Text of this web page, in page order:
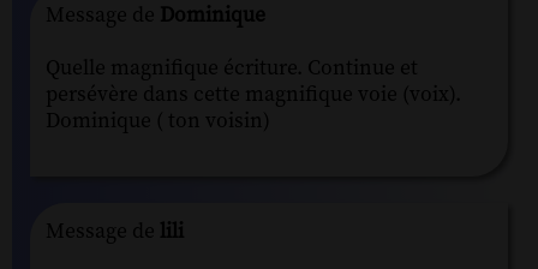
Message de Dominique
Quelle magnifique écriture. Continue et
persévère dans cette magnifique voie (voix).
Dominique ( ton voisin)
Message de lili